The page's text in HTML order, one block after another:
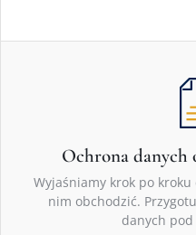
Ochrona danych
Wyjaśniamy krok po kroku
nim obchodzić.
danych